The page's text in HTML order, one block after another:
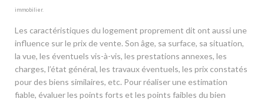
immobilier.
Les caractéristiques du logement proprement dit ont aussi une
influence sur le prix de vente. Son âge, sa surface, sa situation,
la vue, les éventuels vis-à-vis, les prestations annexes, les
charges, l’état général, les travaux éventuels, les prix constatés
pour des biens similaires, etc. Pour réaliser une estimation
fiable, évaluer les points forts et les points faibles du bien